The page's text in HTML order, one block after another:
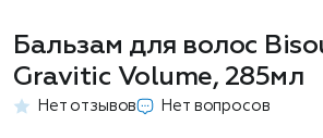
Бальзам для волос
Gravitic Volume, 285мл
Нет отзывов Нет вопросов